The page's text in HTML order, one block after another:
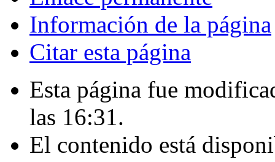
Información de la página
Citar esta página
Esta página fue
las 16:31.
El contenido está